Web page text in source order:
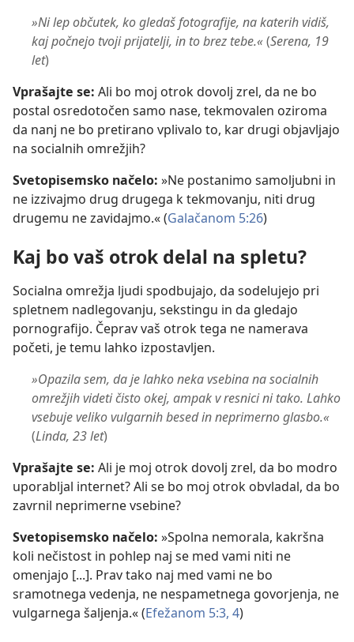
»Ni lep občutek, ko gledaš fotografije, na katerih vidiš,
kaj počnejo tvoji prijatelji, in to brez tebe.«(Serena, 19
let)
Vprašajte se: Ali bo moj otrok dovolj zrel, da ne bo
postal osredotočen samo nase, tekmovalen oziroma
da nanj ne bo pretirano vplivalo to, kar drugi objavljajo
na socialnih omrežjih?
Svetopisemsko načelo: »Ne postanimo samoljubni in
ne izzivajmo drug drugega k tekmovanju, niti drug
drugemu ne zavidajmo.« (Galačanom 5:26)
Kaj bo vaš otrok delal na spletu?
Socialna omrežja ljudi spodbujajo, da sodelujejo pri
spletnem nadlegovanju, sekstingu in da gledajo
pornografijo. Čeprav vaš otrok tega ne namerava
početi, je temu lahko izpostavljen.
»Opazila sem, da je lahko neka vsebina na socialnih
omrežjih videti čisto okej, ampak v resnici ni tako. Lahko
vsebuje veliko vulgarnih besed in neprimerno glasbo.«
(Linda, 23 let)
Vprašajte se: Ali je moj otrok dovolj zrel, da bo modro
uporabljal internet? Ali se bo moj otrok obvladal, da bo
zavrnil neprimerne vsebine?
Svetopisemsko načelo: »Spolna nemorala, kakršna
koli nečistost in pohlep naj se med vami niti ne
omenjajo [...]. Prav tako naj med vami ne bo
sramotnega vedenja, ne nespametnega govorjenja, ne
vulgarnega šaljenja.« (Efežanom 5:3, 4)